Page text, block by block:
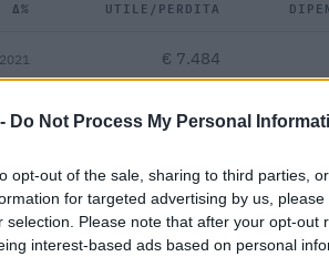
Do Not Process My Personal
opt-out of the sale, sharing to third parties,
for targeted advertising by us,
selection. Please note that after your opt-out
interest-based ads based on personal
Δ% UTILE/PERDITA
€ 7.484
€